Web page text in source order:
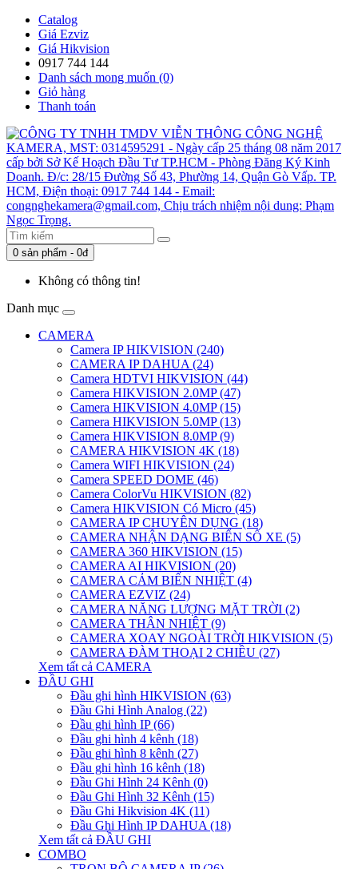
Catalog
Giá Ezviz
Giá Hikvision
0917 744 144
Danh sách mong muốn (0)
Giỏ hàng
Thanh toán
0 sản phẩm - 0đ
Không có thông tin!
Danh mục
CAMERA
Camera IP HIKVISION (240)
CAMERA IP DAHUA (24)
Camera HDTVI HIKVISION (44)
Camera HIKVISION 2.0MP (47)
Camera HIKVISION 4.0MP (15)
Camera HIKVISION 5.0MP (13)
Camera HIKVISION 8.0MP (9)
CAMERA HIKVISION 4K (18)
Camera WIFI HIKVISION (24)
Camera SPEED DOME (46)
Camera ColorVu HIKVISION (82)
Camera HIKVISION Có Micro (45)
CAMERA IP CHUYÊN DỤNG (18)
CAMERA NHẬN DẠNG BIỂN SỐ XE (5)
CAMERA 360 HIKVISION (15)
CAMERA AI HIKVISION (20)
CAMERA CẢM BIẾN NHIỆT (4)
CAMERA EZVIZ (24)
CAMERA NĂNG LƯỢNG MẶT TRỜI (2)
CAMERA THÂN NHIỆT (9)
CAMERA XOAY NGOÀI TRỜI HIKVISION (5)
CAMERA ĐÀM THOẠI 2 CHIỀU (27)
Xem tất cả CAMERA
ĐẦU GHI
Đầu ghi hình HIKVISION (63)
Đầu Ghi Hình Analog (22)
Đầu ghi hình IP (66)
Đầu ghi hình 4 kênh (18)
Đầu ghi hình 8 kênh (27)
Đầu ghi hình 16 kênh (18)
Đầu Ghi Hình 24 Kênh (0)
Đầu Ghi Hình 32 Kênh (15)
Đầu Ghi Hikvision 4K (11)
Đầu Ghi Hình IP DAHUA (18)
Xem tất cả ĐẦU GHI
COMBO